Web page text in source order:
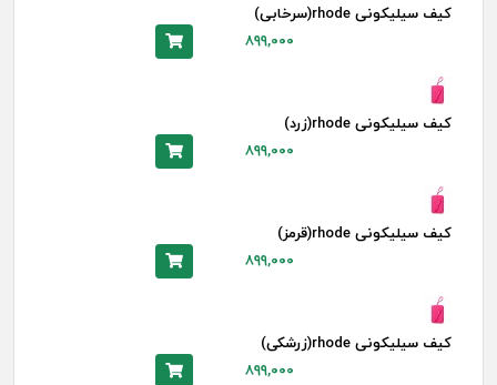
کیف سیلیکونی rhode(سرخابی)
۸۹۹,۰۰۰
کیف سیلیکونی rhode(زرد)
۸۹۹,۰۰۰
کیف سیلیکونی rhode(قرمز)
۸۹۹,۰۰۰
کیف سیلیکونی rhode(زرشکی)
۸۹۹,۰۰۰